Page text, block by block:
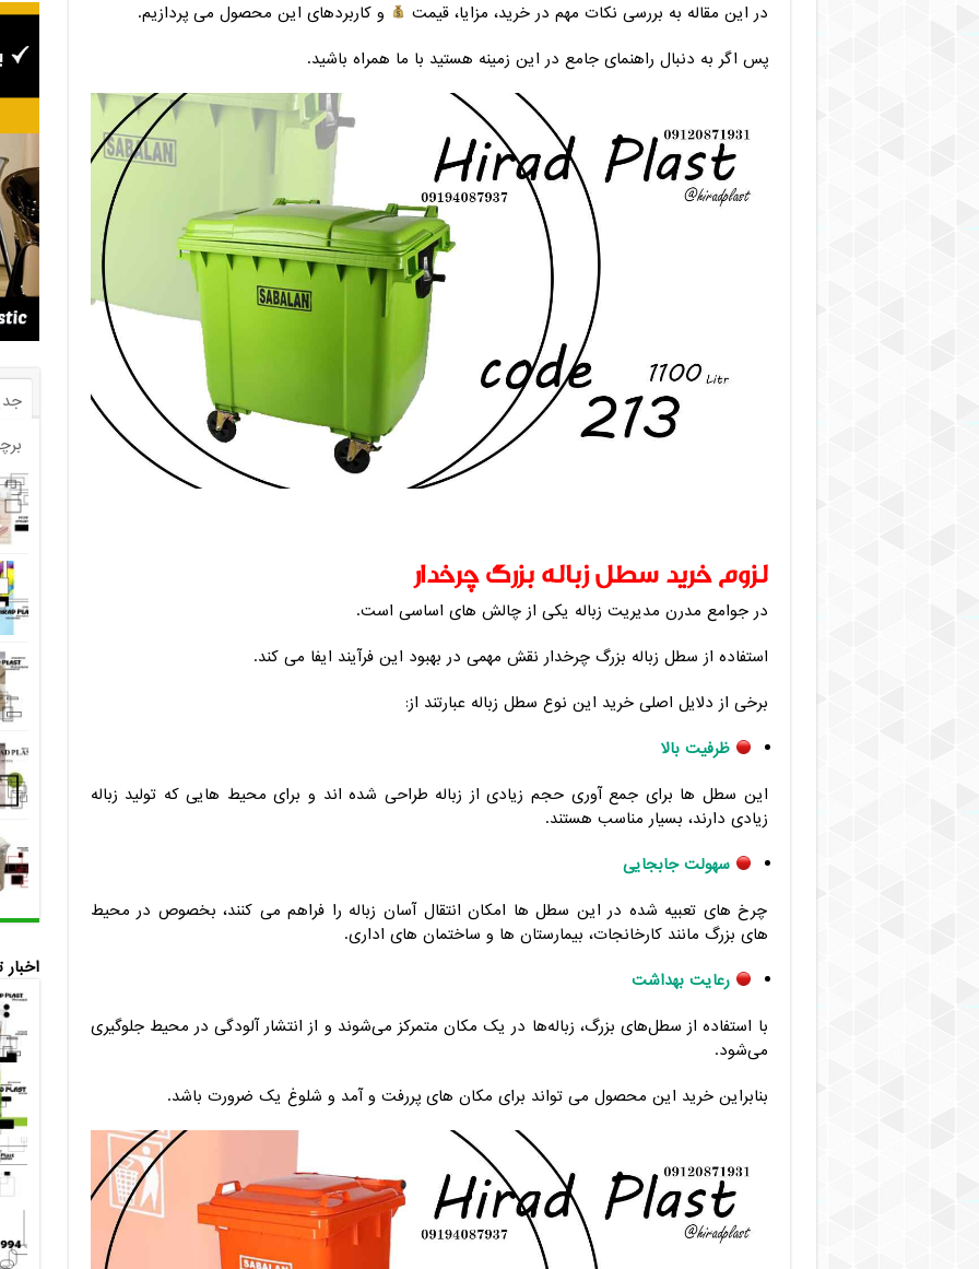
در این مقاله به بررسی نکات مهم در خرید، مزایا، قیمت
و کاربردهای این محصول می پردازیم.
پس اگر به دنبال راهنمای جامع در این زمینه هستید با ما همراه باشید.
لزوم خرید سطل زباله بزرگ چرخدار
در جوامع مدرن مدیریت زباله یکی از چالش های اساسی است.
استفاده از سطل زباله بزرگ چرخدار نقش مهمی در بهبود این فرآیند ایفا می کند.
برخی از دلایل اصلی خرید این نوع سطل زباله عبارتند از:
ظرفیت بالا
این سطل ها برای جمع آوری حجم زیادی از زباله طراحی شده اند و برای محیط هایی که تولید زباله
زیادی دارند، بسیار مناسب هستند.
سهولت جابجایی
چرخ های تعبیه شده در این سطل ها امکان انتقال آسان زباله را فراهم می کنند، بخصوص در محیط
های بزرگ مانند کارخانجات، بیمارستان ها و ساختمان های اداری.
رعایت بهداشت
با استفاده از سطل‌های بزرگ، زباله‌ها در یک مکان متمرکز می‌شوند و از انتشار آلودگی در محیط جلوگیری
می‌شود.
بنابراین خرید این محصول می تواند برای مکان های پررفت و آمد و شلوغ یک ضرورت باشد.